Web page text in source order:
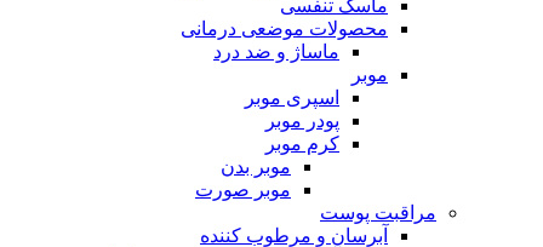
ماسک تنفسی
محصولات موضعی درمانی
ماساژ و ضد درد
موبر
اسپری موبر
پودر موبر
کرم موبر
موبر بدن
موبر صورت
مراقبت پوست
آبرسان و مرطوب کننده